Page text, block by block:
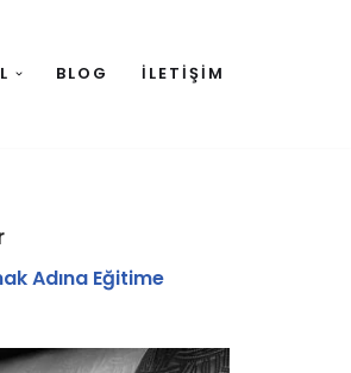
BLOG İLETIŞIM
Adına Eğitime